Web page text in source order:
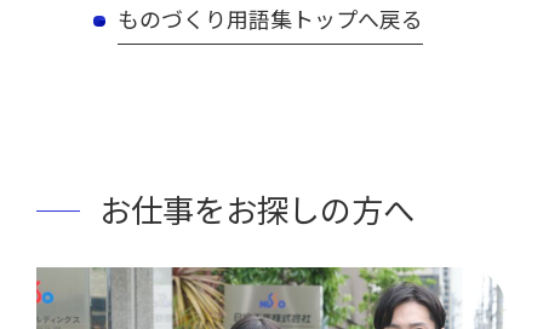
ものづくり用語集トップへ戻る
お仕事をお探しの方へ